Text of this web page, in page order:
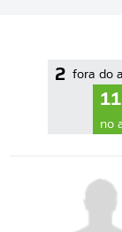
2 fora do
11
no